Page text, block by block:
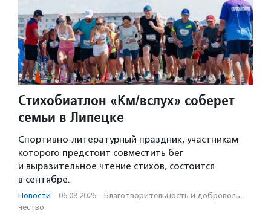
Стихобиатлон «Км/вслух» соберет
семьи в Липецке
Спортивно-литературный праздник, участникам
которого предстоит совместить бег
и выразительное чтение стихов, состоится
в сентябре.
Новости · 06.08.2026 · Благотвори­тель­ность и доброволь­
чест­во